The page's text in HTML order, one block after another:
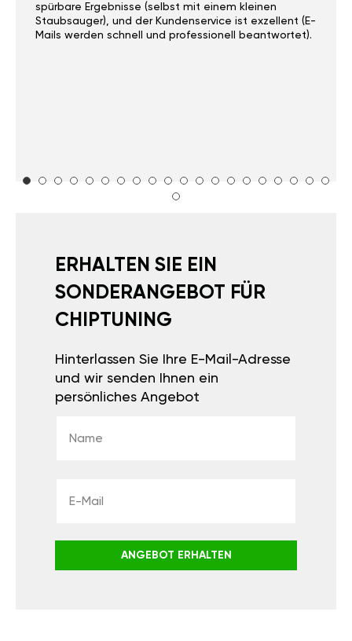
spürbare Ergebnisse (selbst mit einem kleinen
Staubsauger), und der Kundenservice ist exzellent (E-
Mails werden schnell und professionell beantwortet).
ERHALTEN SIE EIN
SONDERANGEBOT FÜR
CHIPTUNING
Hinterlassen Sie Ihre E-Mail-Adresse
und wir senden Ihnen ein
persönliches Angebot
ANGEBOT ERHALTEN